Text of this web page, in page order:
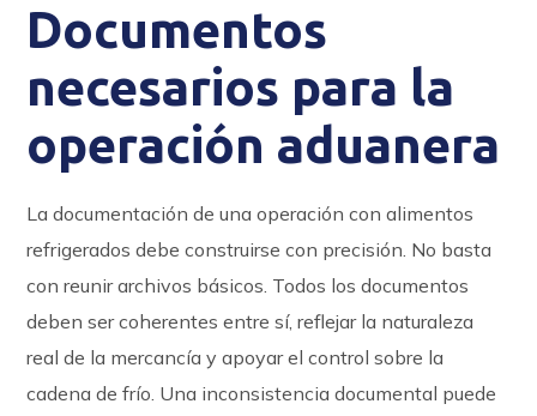
Documentos
necesarios para la
operación aduanera
La documentación de una operación con alimentos
refrigerados debe construirse con precisión. No basta
con reunir archivos básicos. Todos los documentos
deben ser coherentes entre sí, reflejar la naturaleza
real de la mercancía y apoyar el control sobre la
cadena de frío. Una inconsistencia documental puede